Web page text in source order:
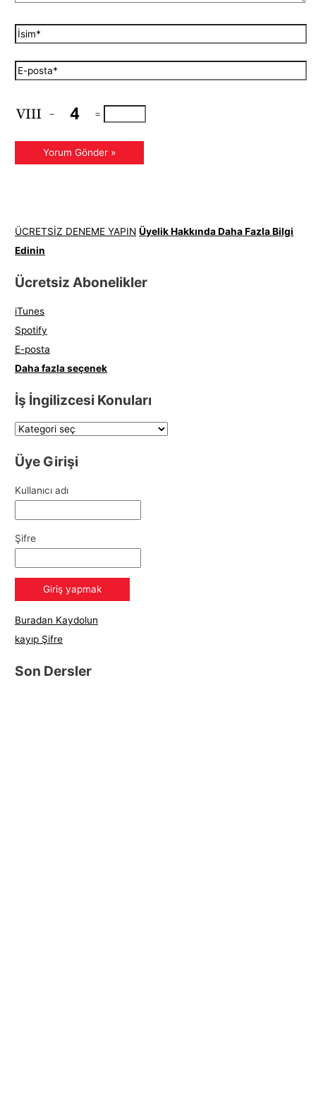
− =
ÜCRETSİZ DENEME YAPIN Üyelik Hakkında Daha Fazla Bilgi
Edinin
Ücretsiz Abonelikler
iTunes
Spotify
E-posta
Daha fazla seçenek
İş İngilizcesi Konuları
Üye Girişi
Kullanıcı adı
Şifre
Buradan Kaydolun
kayıp Şifre
Son Dersler